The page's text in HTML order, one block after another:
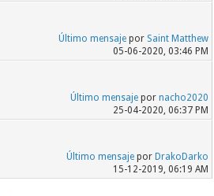
Último mensajepor Saint Matthew
05-06-2020, 03:46 PM
Último mensajepor nacho2020
25-04-2020, 06:37 PM
Último mensajepor DrakoDarko
15-12-2019, 06:19 AM